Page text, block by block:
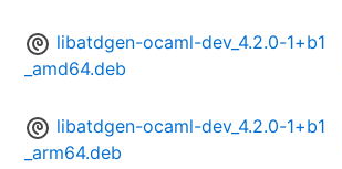
libatdgen-ocaml-dev_4.2.0-1+b1
_amd64.deb
libatdgen-ocaml-dev_4.2.0-1+b1
_arm64.deb